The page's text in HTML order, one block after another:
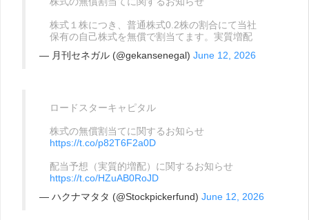
株式１株につき、普通株式0.2株の割合にて当社
保有の自己株式を無償で割当てます。実質増配
— 月刊セネガル (@gekansenegal) June 12, 2026
ロードスターキャピタル
株式の無償割当てに関するお知らせ
https://t.co/p82T6F2a0D
配当予想（実質的増配）に関するお知らせ
https://t.co/HZuAB0RoJD
— ハクナマタタ (@Stockpickerfund) June 12, 2026